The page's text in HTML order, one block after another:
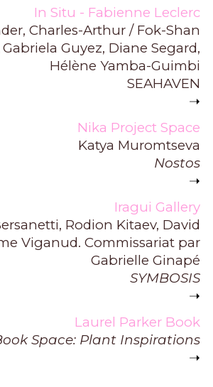
In Situ - Fabienne Leclerc
Charles-Arthur / Fok-Shan
Guyez, Diane Segard,
Hélène Yamba-Guimbi
SEAHAVEN
➝
Nika Project Space
Katya Muromtseva
Nostos
➝
Iragui Gallery
Rodion Kitaev, David
Viganud. Commissariat par
Gabrielle Ginapé
SYMBOSIS
➝
Laurel Parker Book
Space: Plant Inspirations
➝